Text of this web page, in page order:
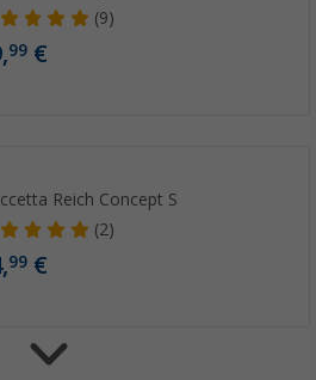
(9)
99 €
Reich Concept S
(2)
99 €